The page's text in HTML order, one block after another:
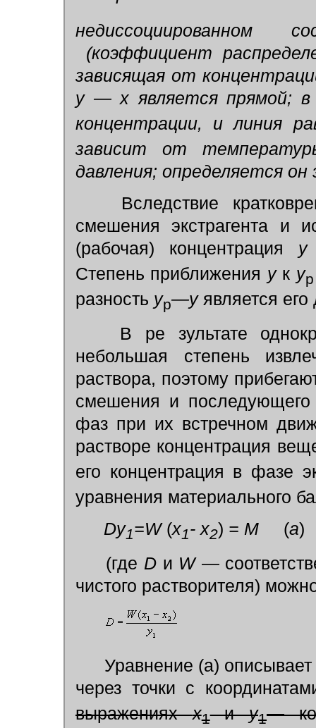
(коэффициент
зависящая от
у — х является прямой;
концентрации, и линия
зависит от
давления; определяется
Вследствие
смешения экстрагента и
(рабочая) концентрация у
Степень приближения у к у
разность yp—yявляется
В ре зультате
небольшая степень
раствора, поэтому
смешения и последующего
фаз при их встречном
растворе концентрация
его концентрация в фазе
уравнения материального
Dy1=W (x1- x2) = М (а)
(где Dи W —
чистого растворителя)
Уравнение (а)
через точки с
выраженияхx1иy1—